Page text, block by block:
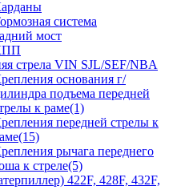
система
мост
стрела VIN SJL/SEF/NBA
основания г/
подъема передней
к раме(1)
передней стрелы к
рычага переднего
к стреле(5)
422F, 428F, 432F,